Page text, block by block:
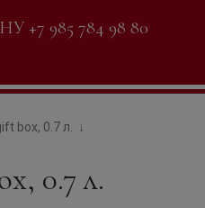
985 784 98 80
box, 0.7 л.
0.7 л.